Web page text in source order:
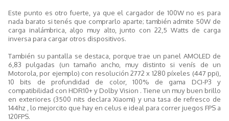
Este punto es otro fuerte, ya que el cargador de 100W no es para
nada barato si tenés que comprarlo aparte; también admite 50W de
carga inalámbrica, algo muy alto, junto con 22,5 Watts de carga
inversa para cargar otros dispositivos.
También su pantalla se destaca, porque trae un panel AMOLED de
6,83 pulgadas (un tamaño ancho, muy distinto si venís de un
Motorola, por ejemplo) con resolución 2772 x 1280 píxeles (447 ppi),
10 bits de profundidad de color, 100% de gama DCI-P3 y
compatibilidad con HDR10+ y Dolby Vision . Tiene un muy buen brillo
en exteriores (3500 nits declara Xiaomi) y una tasa de refresco de
144hz , lo mejorcito que hay en celus e ideal para correr juegos FPS a
120FPS.